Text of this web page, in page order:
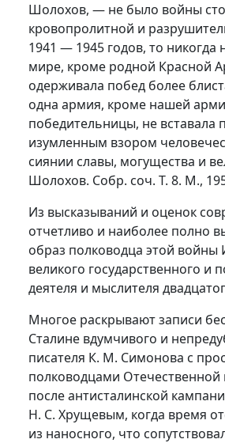
Шолохов, — не было войны
кровопролитной и
1941 — 1945 годов, то никогда
мире, кроме родной Красной
одерживала побед более
одна армия, кроме нашей
победительницы, не вставала
изумленным взором
сиянии славы, могущества и
Шолохов. Собр. соч. Т. 8. М.,
Из высказываний и оценок
отчетливо и наиболее полно
образ полководца этой
великого государственного и
деятеля и мыслителя
Многое раскрывают записи
Сталине вдумчивого и
писателя К. М. Симонова с
полководцами
после антисталинской
Н. С. Хрущевым, когда время
из наносного, что